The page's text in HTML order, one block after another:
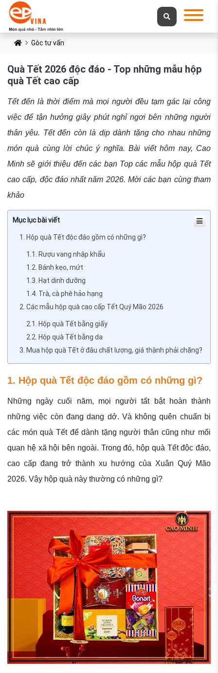
Góc tư vấn
Quà Tết 2026 độc đáo - Top những mẫu hộp
quà Tết cao cấp
Tết đến là thời điểm mà mọi người đều tạm gác lại công
việc để tận hưởng giây phút nghỉ ngơi bên những người
thân yêu. Tết đến còn là dịp dành tặng cho nhau những
món quà cùng lời chúc ý nghĩa. Bài viết hôm nay, Cao
Minh sẽ giới thiệu đến các bạn Top các mẫu hộp quà Tết
cao cấp, độc đáo nhất năm 2026. Mời các bạn cùng tham
khảo
Mục lục bài viết
1. Hộp quà Tết độc đáo gồm có những gì?
1.1. Rượu vang nhập khẩu
1.2. Bánh kẹo, mứt
1.3. Hạt dinh dưỡng
1.4. Trà, cà phê hảo hạng
2. Các mẫu hộp quà cao cấp Tết Quý Mão 2026
2.1. Hộp quà Tết bằng giấy
2.2. Hộp quà Tết bằng da
3. Mua hộp quà Tết ở đâu chất lượng, giá thành phải chăng?
1. Hộp quà Tết độc đáo gồm có những gì?
Những ngày cuối năm, mọi người tất bật hoàn thành
những việc còn đang dang dở. Và không quên chuẩn bị
các món quà Tết để dành tặng người thân cũng như mối
quan hệ xã hội bên ngoài. Trong đó, hộp quà Tết độc đáo,
cao cấp đang trở thành xu hướng của Xuân Quý Mão
2026. Vậy hộp quà này thường có những gì?